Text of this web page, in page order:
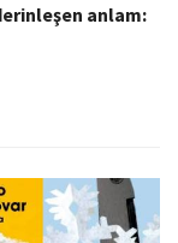
anlam: